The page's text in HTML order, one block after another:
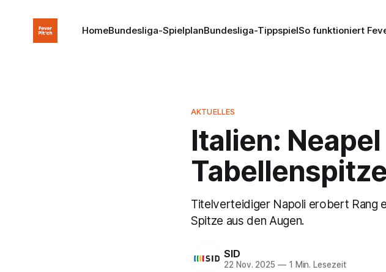
HomeBundesliga-SpielplanBundesliga-TippspielSo funktioniert
AKTUELLES
Italien:
Tabellenspitze
Titelverteidiger Napoli erobert Rang
Spitze aus den Augen.
SID
22 Nov. 2025 —1 Min. Lesezeit